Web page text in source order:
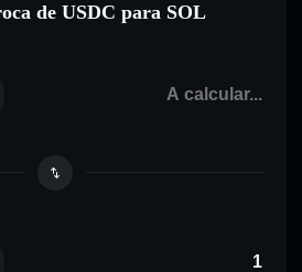
de USDC para SOL